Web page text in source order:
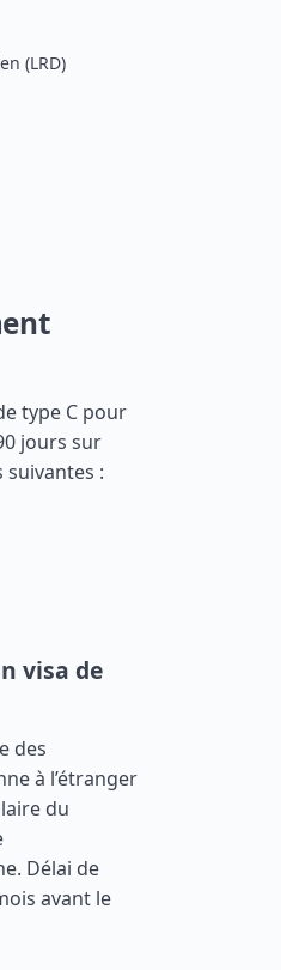
(LRD)
type C pour
jours sur
suivantes :
visa de
des
à l’étranger
du
Délai de
avant le